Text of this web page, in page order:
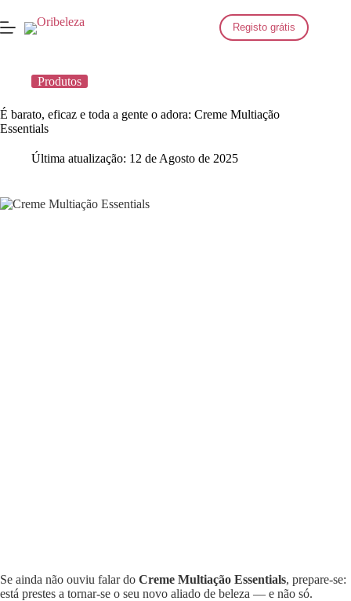
para
o
Registo grátis
Produtos
É barato, eficaz e toda a gente o adora: Creme Multiação
Essentials
Última atualização: 12 de Agosto de 2025
Se ainda não ouviu falar do Creme Multiação Essentials, prepare-se:
está prestes a tornar-se o seu novo aliado de beleza — e não só.